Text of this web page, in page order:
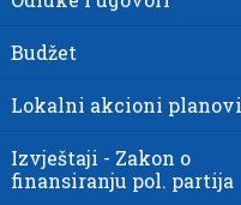
Budžet
Lokalni akcioni planovi
Izvještaji - Zakon o
finansiranju pol. partija